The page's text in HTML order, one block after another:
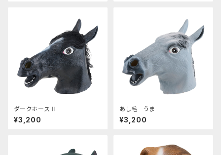
ダークホースⅡ
¥3,200
あし毛 うま
¥3,200